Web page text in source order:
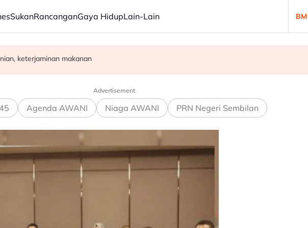
SukanRancanganGaya HidupLain-Lain BM
bukan ukuran prestasi
keterjaminan makanan
- Syed Ahmad Idid
Advertisement
Agenda AWANI Niaga AWANI PRN Negeri Sembilan